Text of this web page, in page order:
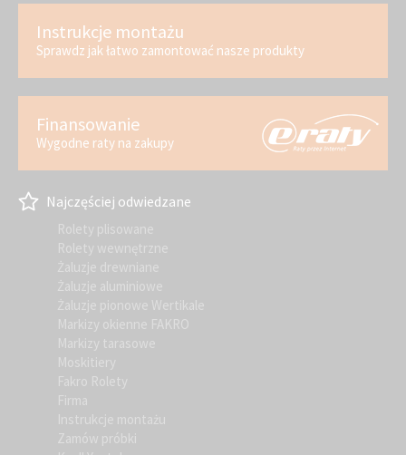
Instrukcje montażu
Sprawdz jak łatwo zamontować nasze produkty
Finansowanie
Wygodne raty na zakupy
Najczęściej odwiedzane
Rolety plisowane
Rolety wewnętrzne
Żaluzje drewniane
Żaluzje aluminiowe
Żaluzje pionowe Wertikale
Markizy okienne FAKRO
Markizy tarasowe
Moskitiery
Fakro Rolety
Firma
Instrukcje montażu
Zamów próbki